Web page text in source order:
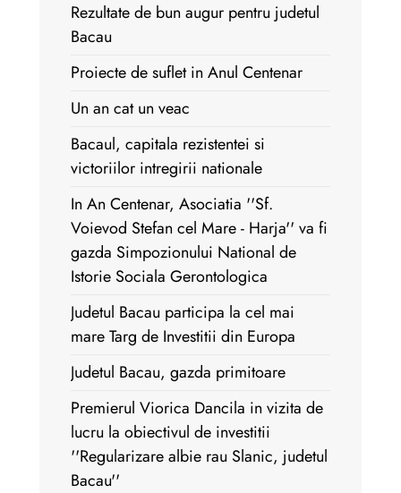
Rezultate de bun augur pentru judetul
Bacau
Proiecte de suflet in Anul Centenar
Un an cat un veac
Bacaul, capitala rezistentei si
victoriilor intregirii nationale
In An Centenar, Asociatia ''Sf.
Voievod Stefan cel Mare - Harja'' va fi
gazda Simpozionului National de
Istorie Sociala Gerontologica
Judetul Bacau participa la cel mai
mare Targ de Investitii din Europa
Judetul Bacau, gazda primitoare
Premierul Viorica Dancila in vizita de
lucru la obiectivul de investitii
''Regularizare albie rau Slanic, judetul
Bacau''